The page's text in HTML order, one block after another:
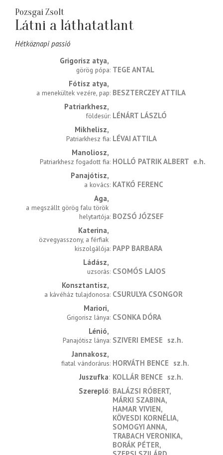
Pozsgai Zsolt
Látni a láthatatlant
Hétköznapi passió
Grigorisz atya
görög pópa TEGE ANTAL
Fótisz atya
a menekültek vezére, pap BESZTERCZEY ATTILA
Patriarkhesz
földesúr LÉNÁRT LÁSZLÓ
Mikhelisz
Patriarkhesz fia LÉVAI ATTILA
Manoliosz
Patriarkhesz fogadott fia HOLLÓ PATRIK ALBERT e.h.
Panajótisz
a kovács KATKÓ FERENC
Aga
a megszállt görög falu török
helytartója BOZSÓ JÓZSEF
Katerina
özvegyasszony, a férfiak
kiszolgálója PAPP BARBARA
Ládász
uzsorás CSOMÓS LAJOS
Konsztantisz
a kávéház tulajdonosa CSURULYA CSONGOR
Mariori
Grigorisz lánya CSONKA DÓRA
Lénió
Panajótisz lánya SZIVERI EMESE sz.h.
Jannakosz
fiatal vándorárus HORVÁTH BENCE sz.h.
Juszufka KOLLÁR BENCE sz.h.
Szereplő BALÁZSI RÓBERT
MÁRKI SZABINA
HAMAR VIVIEN
KÖVESDI KORNÉLIA
SOMOGYI ANNA
TRABACH VERONIKA
BORÁK PÉTER